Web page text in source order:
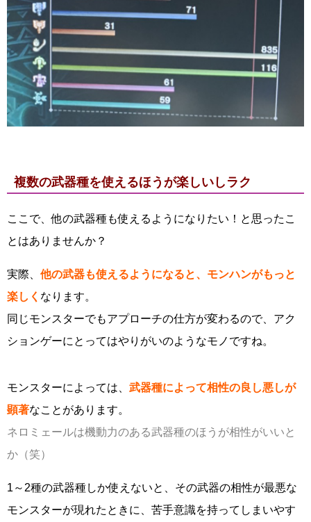
複数の武器種を使えるほうが楽しいしラク
ここで、他の武器種も使えるようになりたい！と思ったこ
とはありませんか？
実際、 他の武器も使えるようになると、モンハンがもっと
楽しく なります。
同じモンスターでもアプローチの仕方が変わるので、アク
ションゲーにとってはやりがいのようなモノですね。
モンスターによっては、 武器種によって相性の良し悪しが
顕著なことがあります。
ネロミェールは機動力のある武器種のほうが相性がいいと
か（笑）
1～2種の武器種しか使えないと、その武器の相性が最悪な
モンスターが現れたときに、苦手意識を持ってしまいやす